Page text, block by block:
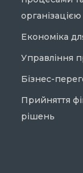
організацією
Економіка
Управління
Бізнес-
Прийняття
рішень